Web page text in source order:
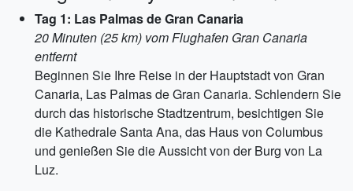
Tag 1: Las Palmas de Gran Canaria
20 Minuten (25 km) vom Flughafen Gran Canaria
entfernt
Beginnen Sie Ihre Reise in der Hauptstadt von Gran
Canaria, Las Palmas de Gran Canaria. Schlendern Sie
durch das historische Stadtzentrum, besichtigen Sie
die Kathedrale Santa Ana, das Haus von Columbus
und genießen Sie die Aussicht von der Burg von La
Luz.